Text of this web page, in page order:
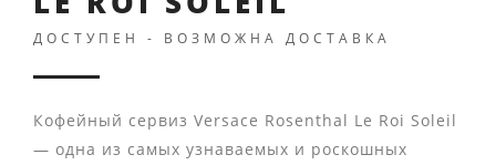
ДОСТУПЕН - ВОЗМОЖНА ДОСТАВКА
Кофейный сервиз Versace Rosenthal Le Roi Soleil
— одна из самых узнаваемых и роскошных